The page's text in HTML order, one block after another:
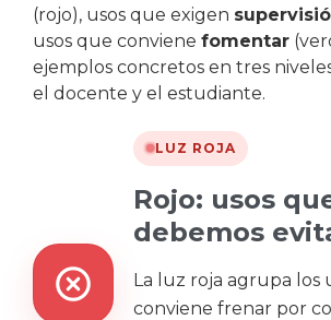
(rojo), usos que exigen
usos que conviene fomentar
ejemplos concretos en tres
el docente y el estudiante.
LUZ ROJA
Rojo: usos
debemos
La luz roja agrupa los
conviene frenar por